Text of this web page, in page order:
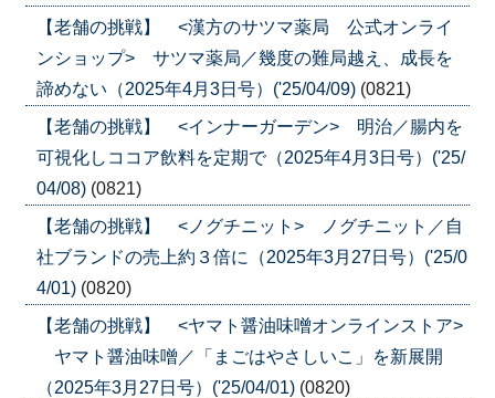
【老舗の挑戦】 <漢方のサツマ薬局 公式オンライ
ンショップ> サツマ薬局／幾度の難局越え、成長を
諦めない（2025年4月3日号）('25/04/09) (0821)
【老舗の挑戦】 <インナーガーデン> 明治／腸内を
可視化しココア飲料を定期で（2025年4月3日号）('25/
04/08) (0821)
【老舗の挑戦】 <ノグチニット> ノグチニット／自
社ブランドの売上約３倍に（2025年3月27日号）('25/0
4/01) (0820)
【老舗の挑戦】 <ヤマト醤油味噌オンラインストア>
ヤマト醤油味噌／「まごはやさしいこ」を新展開
（2025年3月27日号）('25/04/01) (0820)